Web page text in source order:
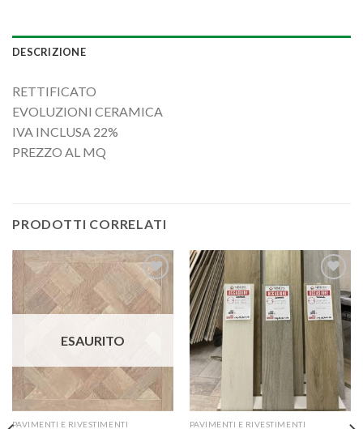
DESCRIZIONE
RETTIFICATO
EVOLUZIONI CERAMICA
IVA INCLUSA 22%
PREZZO AL MQ
PRODOTTI CORRELATI
Aggiungi
alla lista
dei
ESAURITO
PAVIMENTI E RIVESTIMENTI
Aggiungi
alla lista
dei
desideri
PAVIMENTI E RIVESTIMENTI